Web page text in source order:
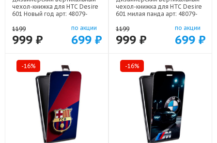
чехол-книжка для HTC Desire
601 Новый год арт: 48079-
1199
999 ₽
по акции
699 ₽
чехол-книжка для HTC Desire
601 милая панда арт: 48079-
1199
999 ₽
по акции
699 ₽
-16% -16%